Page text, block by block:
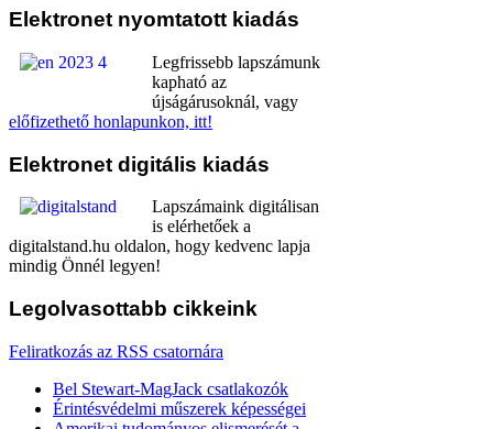
Elektronet nyomtatott kiadás
Legfrissebb lapszámunk
kapható az
újságárusoknál, vagy
előfizethető honlapunkon, itt!
Elektronet digitális kiadás
Lapszámaink digitálisan
is elérhetőek a
digitalstand.hu oldalon, hogy kedvenc lapja
mindig Önnél legyen!
Legolvasottabb cikkeink
Feliratkozás az RSS csatornára
Bel Stewart-MagJack csatlakozók
Érintésvédelmi műszerek képességei